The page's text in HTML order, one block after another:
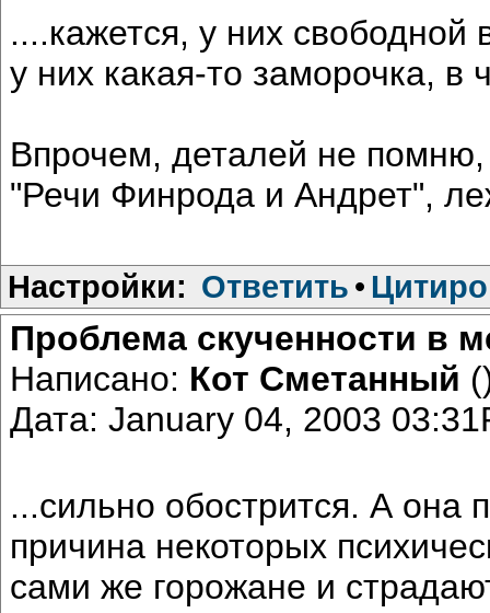
....кажется, у них
у них какая-то заморочка,
Впрочем, деталей не помню,
"Речи Финрода и Андрет",
Настройки: Ответить •
Проблема скученности в
Написано: Кот Сметанный
Дата: January 04, 2003
...сильно обострится. А она
причина некоторых
сами же горожане и